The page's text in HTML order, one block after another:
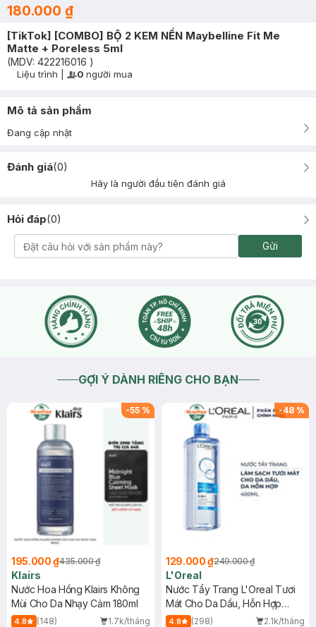
180.000 ₫
[TikTok] [COMBO] BỘ 2 KEM NỀN Maybelline Fit Me
Matte + Poreless 5ml
(MDV: 422216016 )
Timer Gray Icon
Liệu trình User Product Icon
0 người mua
Mô tả sản phẩm
Đang cập nhật
Đánh giá(0)
Hãy là người đầu tiên đánh giá
Hỏi đáp(0)
Gửi
GỢI Ý DÀNH RIÊNG CHO BẠN
-55 %
195.000 ₫435.000 ₫
Klairs
Nước Hoa Hồng Klairs Không
Mùi Cho Da Nhạy Cảm 180ml
4.8 (148)
1.7k/tháng
-48 %
129.000 ₫249.000 ₫
L'Oreal
Nước Tẩy Trang L'Oreal Tươi
Mát Cho Da Dầu, Hỗn Hợp
400ml
4.8 (298)
2.1k/tháng